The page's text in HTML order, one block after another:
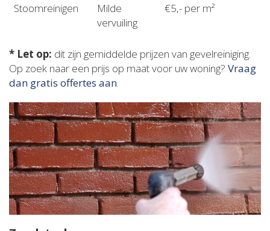
Stoomreinigen
Milde
vervuiling
€5,- per m²
* Let op: dit zijn gemiddelde prijzen van gevelreiniging.
Op zoek naar een prijs op maat voor uw woning? Vraag
dan gratis offertes aan.